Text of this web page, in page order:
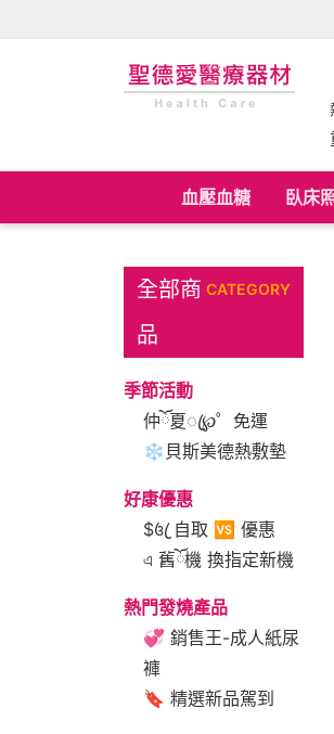
血壓血糖 臥床
全部商
品
CATEGORY
季節活動
仲ོ夏ꦿ℘゜免運
❄貝斯美德熱敷墊
好康優惠
$꧔ꦿ 自取 🆚 優惠
এ 舊ོ機 換指定新機
熱門發燒產品
💞 銷售王-成人紙尿
褲
🔖 精選新品駕到